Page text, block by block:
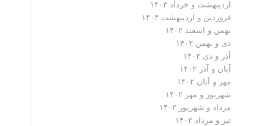
اردیبهشت و خرداد ۱۴۰۳
فروردین و اردیبهشت ۱۴۰۳
بهمن و اسفند ۱۴۰۲
دی و بهمن ۱۴۰۲
آذر و دی ۱۴۰۲
آبان و آذر ۱۴۰۲
مهر و آبان ۱۴۰۲
شهریور و مهر ۱۴۰۲
مرداد و شهریور ۱۴۰۲
تیر و مرداد ۱۴۰۲